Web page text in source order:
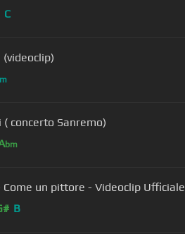
C
m
concerto Sanremo)
bm
un pittore - Videoclip Ufficiale
B